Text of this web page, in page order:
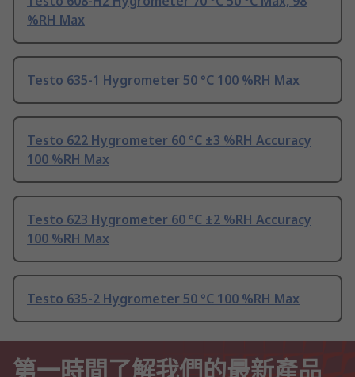
%RH Max
Testo 635-1 Hygrometer 50 °C 100 %RH Max
Testo 622 Hygrometer 60 °C ±3 %RH Accuracy
100 %RH Max
Testo 623 Hygrometer 60 °C ±2 %RH Accuracy
100 %RH Max
Testo 635-2 Hygrometer 50 °C 100 %RH Max
第一時間了解我們的最新產品